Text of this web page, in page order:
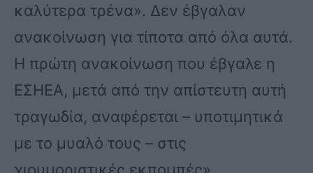
καλύτερα τρένα». Δεν έβγαλαν
ανακοίνωση για τίποτα από όλα αυτά.
Η πρώτη ανακοίνωση που έβγαλε η
ΕΣΗΕΑ, μετά από την απίστευτη αυτή
τραγωδία, αναφέρεται – υποτιμητικά
με το μυαλό τους – στις
χιουμοριστικές εκπομπές».